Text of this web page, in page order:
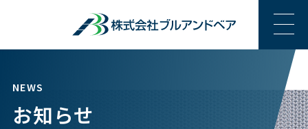
NEWS
お知らせ